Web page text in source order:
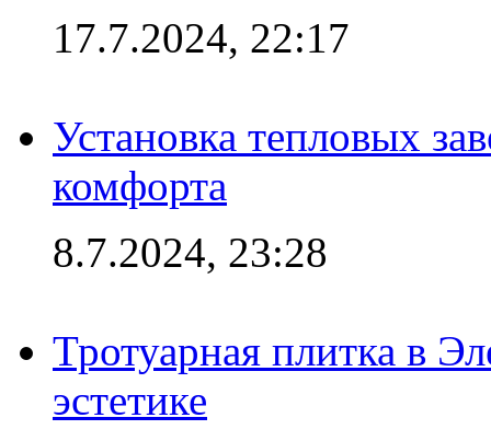
17.7.2024, 22:17
Установка тепловых
комфорта
8.7.2024, 23:28
Тротуарная плитка в
эстетике